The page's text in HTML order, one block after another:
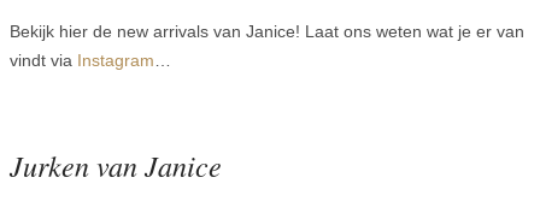
Bekijk hier de new arrivals van Janice! Laat ons weten wat je er van
vindt via Instagram…
Jurken van Janice